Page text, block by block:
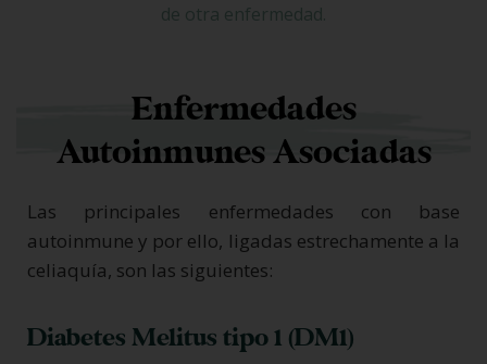
de otra enfermedad.
Enfermedades
Autoinmunes Asociadas
Las principales enfermedades con base
autoinmune y por ello, ligadas estrechamente a la
celiaquía, son las siguientes:
Diabetes Melitus tipo 1 (DM1)